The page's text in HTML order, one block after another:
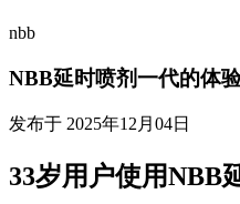
nbb
NBB延时喷剂一代的体
发布于 2025年12月04日
33岁用户使用NBB